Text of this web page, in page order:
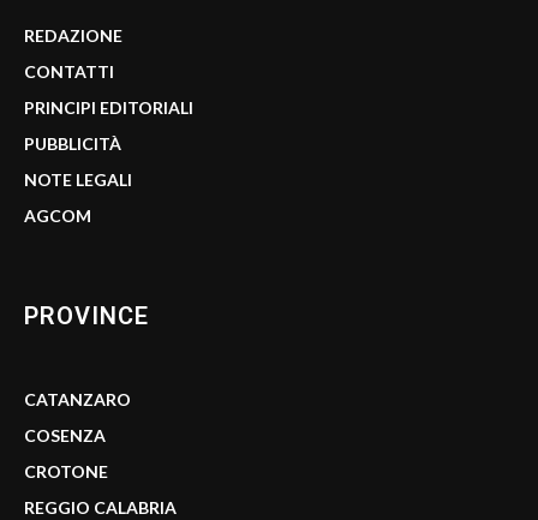
REDAZIONE
CONTATTI
PRINCIPI EDITORIALI
PUBBLICITÀ
NOTE LEGALI
AGCOM
PROVINCE
CATANZARO
COSENZA
CROTONE
REGGIO CALABRIA